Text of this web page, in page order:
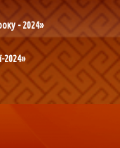
- 2024»
2024»